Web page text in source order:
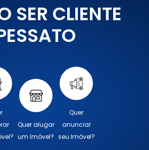
SER CLIENTE
Quer alugar
um Imóvel?
Quer
anunciar
seu Imóvel?